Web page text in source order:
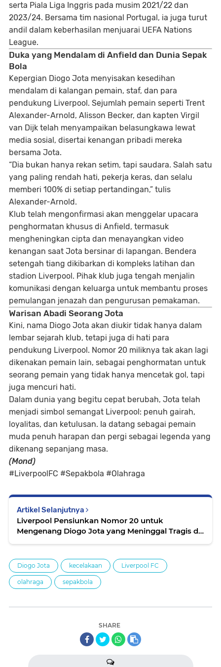
serta Piala Liga Inggris pada musim 2021/22 dan
2023/24. Bersama tim nasional Portugal, ia juga turut
andil dalam keberhasilan menjuarai UEFA Nations
League.
Duka yang Mendalam di Anfield dan Dunia Sepak
Bola
Kepergian Diogo Jota menyisakan kesedihan
mendalam di kalangan pemain, staf, dan para
pendukung Liverpool. Sejumlah pemain seperti Trent
Alexander-Arnold, Alisson Becker, dan kapten Virgil
van Dijk telah menyampaikan belasungkawa lewat
media sosial, disertai kenangan pribadi mereka
bersama Jota.
“Dia bukan hanya rekan setim, tapi saudara. Salah satu
yang paling rendah hati, pekerja keras, dan selalu
memberi 100% di setiap pertandingan,” tulis
Alexander-Arnold.
Klub telah mengonfirmasi akan menggelar upacara
penghormatan khusus di Anfield, termasuk
mengheningkan cipta dan menayangkan video
kenangan saat Jota bersinar di lapangan. Bendera
setengah tiang dikibarkan di kompleks latihan dan
stadion Liverpool. Pihak klub juga tengah menjalin
komunikasi dengan keluarga untuk membantu proses
pemulangan jenazah dan pengurusan pemakaman.
Warisan Abadi Seorang Jota
Kini, nama Diogo Jota akan diukir tidak hanya dalam
lembar sejarah klub, tetapi juga di hati para
pendukung Liverpool. Nomor 20 miliknya tak akan lagi
dikenakan pemain lain, sebagai penghormatan untuk
seorang pemain yang tidak hanya mencetak gol, tapi
juga mencuri hati.
Dalam dunia yang begitu cepat berubah, Jota telah
menjadi simbol semangat Liverpool: penuh gairah,
loyalitas, dan ketulusan. Ia datang sebagai pemain
muda penuh harapan dan pergi sebagai legenda yang
dikenang sepanjang masa.
(Mond)
#LiverpoolFC #Sepakbola #Olahraga
Artikel Selanjutnya
Liverpool Pensiunkan Nomor 20 untuk
Mengenang Diogo Jota yang Meninggal Tragis di
Diogo Jota kecelakaan Liverpool FC
olahraga sepakbola
SHARE